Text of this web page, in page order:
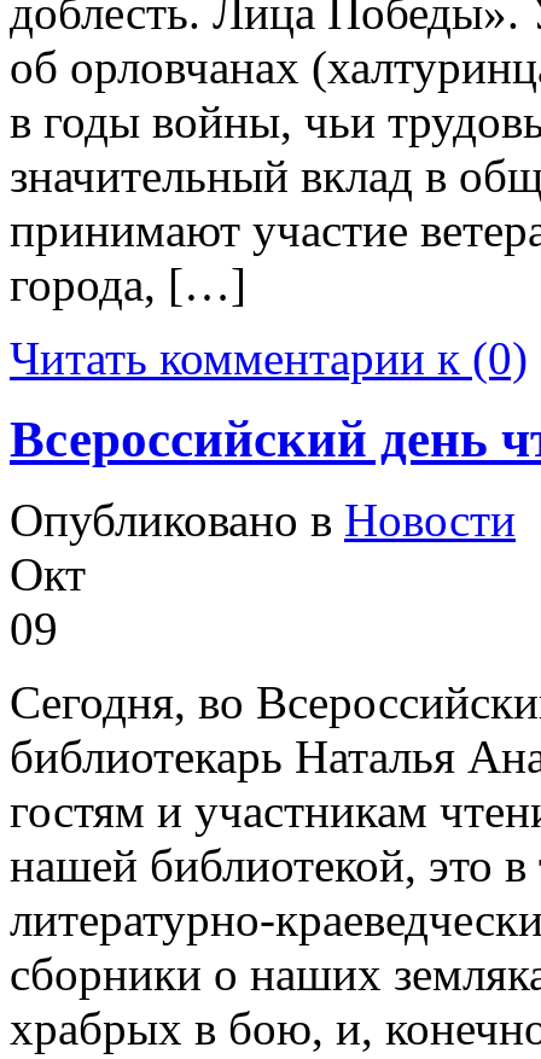
доблесть. Лица Победы».
об орловчанах
в годы войны, чьи
значительный вклад в
принимают участие
города, […]
Читать комментарии к (0)
Всероссийский день
Опубликовано в Новости
Окт
09
Сегодня, во
библиотекарь Наталья
гостям и участникам
нашей библиотекой, это
литературно-
сборники о наших
храбрых в бою, и,